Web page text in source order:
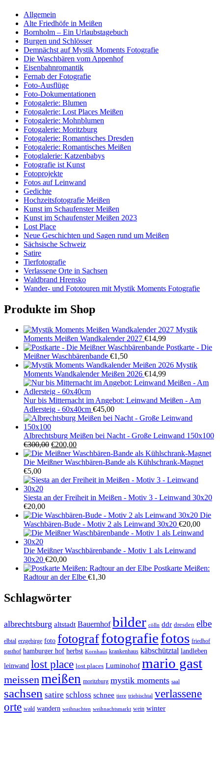
Allgemein
Alte Friedhöfe in Meißen
Bornholm – Ein Urlaubstagebuch
Burgen und Schlösser
Demnächst auf Mystik Moments Fotografie
Die Waschbären vom Appenhof
Eisenbahnromantik
Fernab der Fotografie
Foto-Ausflüge
Foto-Dokumentationen
Fotogalerie: Blumen
Fotogalerie: Lost Places Meißen
Fotogalerie: Mohnblumen
Fotogalerie: Moritzburg
Fotogalerie: Romantisches Dresden
Fotogalerie: Romantisches Meißen
Fotoglalerie: Katzenbabys
Fotografie ist Kunst
Fotoprojekte
Fotos auf Leinwand
Gedichte
Hochzeitsfotografie Meißen
Kunst im Schaufenster Meißen
Kunst im Schaufenster Meißen 2023
Lost Place
Neue Geschichten und Sagen rund um Meißen
Sächsische Schweiz
Satire
Tierfotografie
Verlassene Orte in Sachsen
Waldbrand Hrensko
Wander- und Fototouren mit Mystik Moments Fotografie
Produkte im Shop
Mystik
Moments Meißen Wandkalender 2027 €14,99
Postkarte - Die
Meißner Waschbärenbande €1,50
Mystik
Moments Wandkalender Meißen 2026 €14,99
Nur bis Mitternacht im Angebot: Leinwand Meißen - Am
Adlersteig - 60x40cm €45,00
Albrechtsburg Meißen bei Nacht - Große Leinwand 150x100
€300,00 Ursprünglicher
Preis
war:
€200,00Aktueller
Preis
ist:
Die Meißner Waschbären-Bande als Kühlschrank-Magnet
€5,00
Siesta an der Freiheit in Meißen - Motiv 3 - Leinwand 30x20
€20,00
Die
Waschbären-Bude - Motiv 2 als Leinwand 30x20 €20,00
Die Meißner Waschbärenbande - Motiv 1 als Leinwand
30x20 €20,00
Postkarte Meißen:
Radtour an der Elbe €1,30
Schlagwörter
albrechtsburg altstadt Bauernhof bilder cölln ddr dresden elbe
elbtal erzgebirge foto fotograffotografiefotos friedhof
gasthof hamburger hof herbst Kornhaus krankenhaus käbschütztal landleben
leinwand lost place lost places Luminohof mario gast
meissenmeißen moritzburg mystik moments saal
sachsen satire schloss schnee tiere triebischtal verlassene
orte wald wandern weihnachten weihnachtsmarkt wein winter